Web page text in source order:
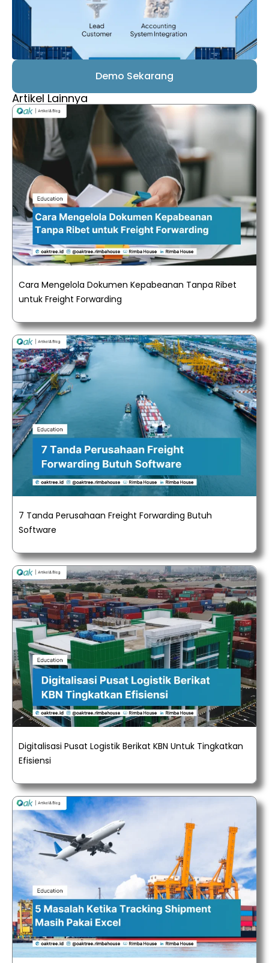
Demo Sekarang
Artikel Lainnya
Cara Mengelola Dokumen Kepabeanan Tanpa Ribet
untuk Freight Forwarding
7 Tanda Perusahaan Freight Forwarding Butuh
Software
Digitalisasi Pusat Logistik Berikat KBN Untuk Tingkatkan
Efisiensi